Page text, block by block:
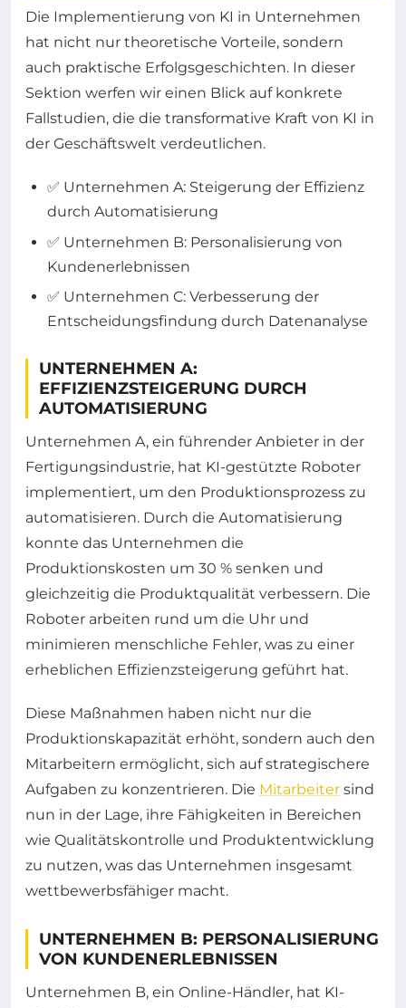
Die Implementierung von KI in Unternehmen
hat nicht nur theoretische Vorteile, sondern
auch praktische Erfolgsgeschichten. In dieser
Sektion werfen wir einen Blick auf konkrete
Fallstudien, die die transformative Kraft von KI in
der Geschäftswelt verdeutlichen.
✅ Unternehmen A: Steigerung der Effizienz
durch Automatisierung
✅ Unternehmen B: Personalisierung von
Kundenerlebnissen
✅ Unternehmen C: Verbesserung der
Entscheidungsfindung durch Datenanalyse
UNTERNEHMEN A:
EFFIZIENZSTEIGERUNG DURCH
AUTOMATISIERUNG
Unternehmen A, ein führender Anbieter in der
Fertigungsindustrie, hat KI-gestützte Roboter
implementiert, um den Produktionsprozess zu
automatisieren. Durch die Automatisierung
konnte das Unternehmen die
Produktionskosten um 30 % senken und
gleichzeitig die Produktqualität verbessern. Die
Roboter arbeiten rund um die Uhr und
minimieren menschliche Fehler, was zu einer
erheblichen Effizienzsteigerung geführt hat.
Diese Maßnahmen haben nicht nur die
Produktionskapazität erhöht, sondern auch den
Mitarbeitern ermöglicht, sich auf strategischere
Aufgaben zu konzentrieren. Die Mitarbeiter sind
nun in der Lage, ihre Fähigkeiten in Bereichen
wie Qualitätskontrolle und Produktentwicklung
zu nutzen, was das Unternehmen insgesamt
wettbewerbsfähiger macht.
UNTERNEHMEN B: PERSONALISIERUNG
VON KUNDENERLEBNISSEN
Unternehmen B, ein Online-Händler, hat KI-